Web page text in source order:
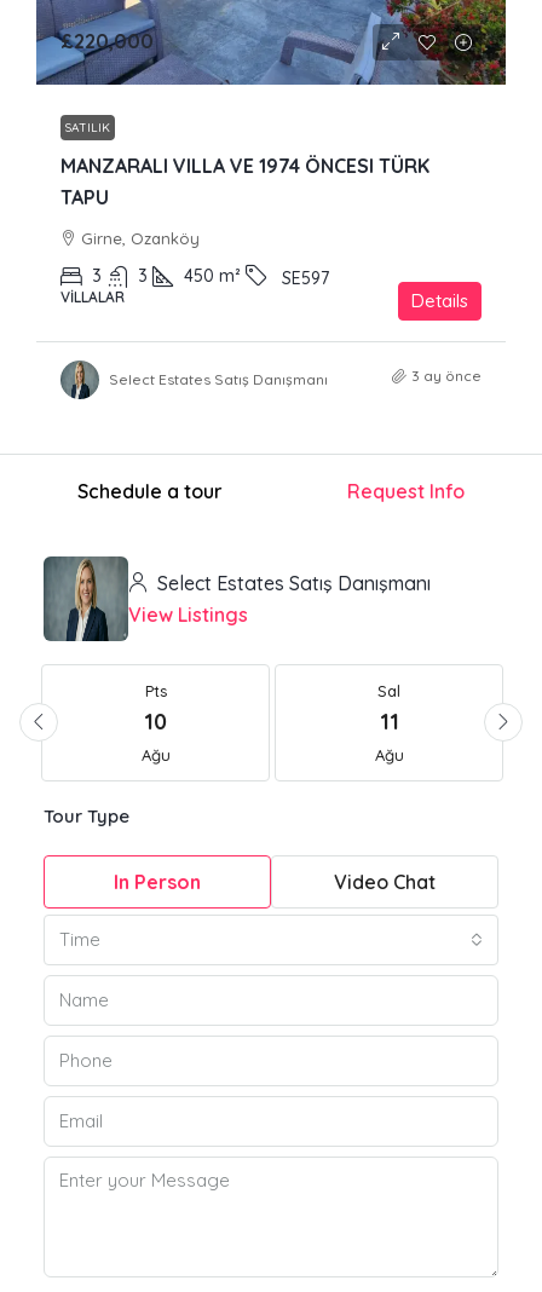
£220,000
SATILIK
MANZARALI VILLA VE 1974 ÖNCESI TÜRK
TAPU
Girne, Ozanköy
3 3 450 m² SE597
VILLALAR Details
Select Estates Satış Danışmanı 3 ay önce
Schedule a tour Request Info
Select Estates Satış Danışmanı
View Listings
Pts
10
Ağu
Sal
11
Ağu
Tour Type
In Person Video Chat
Time